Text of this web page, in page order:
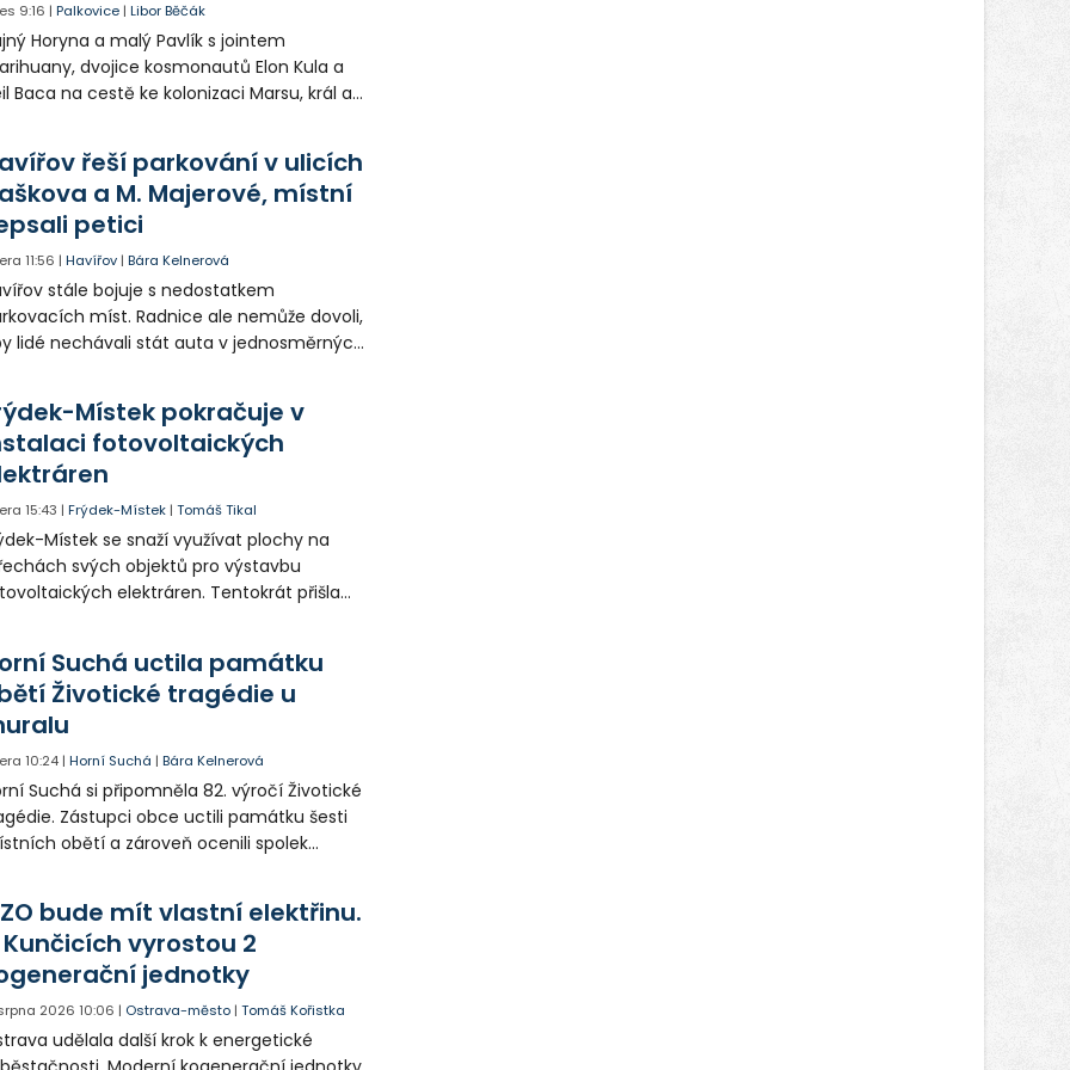
9:16 |Palkovice |Libor Běčák
Horyna a malý Pavlík s jointem
dvojice kosmonautů Elon Kula a
Baca na cestě ke kolonizaci Marsu, král a
a místostarosta David Kula.
řeší parkování v ulicích
a M. Majerové, místní
petici
11:56 |Havířov |Bára Kelnerová
stále bojuje s nedostatkem
míst. Radnice ale nemůže dovoli,
lidé nechávali stát auta v jednosměrných
se teď řeší v jednom vnitrobloku, kde
někteří obyvatelé rozhodli sepsat petici.
Místek pokračuje v
fotovoltaických
15:43 |Frýdek-Místek |Tomáš Tikal
Místek se snaží využívat plochy na
svých objektů pro výstavbu
elektráren. Tentokrát přišla
Suchá uctila památku
Životické tragédie u
10:24 |Horní Suchá |Bára Kelnerová
Suchá si připomněla 82. výročí Životické
Zástupci obce uctili památku šesti
obětí a zároveň ocenili spolek
bude mít vlastní elektřinu.
Kunčicích vyrostou 2
jednotky
2026 10:06 | Ostrava-město |Tomáš Kořistka
udělala další krok k energetické